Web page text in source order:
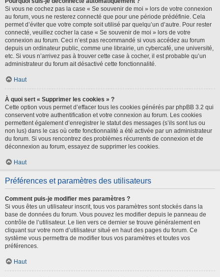
Si vous ne cochez pas la case « Se souvenir de moi » lors de votre connexion
au forum, vous ne resterez connecté que pour une période prédéfinie. Cela
permet d’éviter que votre compte soit utilisé par quelqu’un d’autre. Pour rester
connecté, veuillez cocher la case « Se souvenir de moi » lors de votre
connexion au forum. Ceci n’est pas recommandé si vous accédez au forum
depuis un ordinateur public, comme une librairie, un cybercafé, une université,
etc. Si vous n’arrivez pas à trouver cette case à cocher, il est probable qu’un
administrateur du forum ait désactivé cette fonctionnalité.
Haut
À quoi sert « Supprimer les cookies » ?
Cette option vous permet d’effacer tous les cookies générés par phpBB 3.2 qui
conservent votre authentification et votre connexion au forum. Les cookies
permettent également d’enregistrer le statut des messages (s’ils sont lus ou
non lus) dans le cas où cette fonctionnalité a été activée par un administrateur
du forum. Si vous rencontrez des problèmes récurrents de connexion et de
déconnexion au forum, essayez de supprimer les cookies.
Haut
Préférences et paramètres des utilisateurs
Comment puis-je modifier mes paramètres ?
Si vous êtes un utilisateur inscrit, tous vos paramètres sont stockés dans la
base de données du forum. Vous pouvez les modifier depuis le panneau de
contrôle de l’utilisateur. Le lien vers ce dernier se trouve généralement en
cliquant sur votre nom d’utilisateur situé en haut des pages du forum. Ce
système vous permettra de modifier tous vos paramètres et toutes vos
préférences.
Haut